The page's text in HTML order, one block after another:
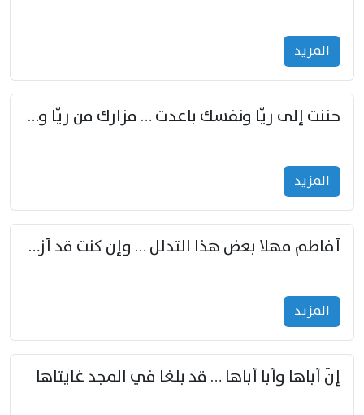
المزید
حننت إلى ريّا ونفسك باعدت … مزارك من ريّا وشعباكما معا
المزید
أفاطم مهلا بعض هذا التدلل … وإن كنت قد أزمعت صرمي فأجملي
المزید
إنّ أباها وأبا أباها … قد بلغا في المجد غايتاها